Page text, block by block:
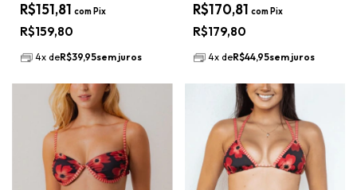
R$159,80
R$151,81 com Pix
4x deR$39,95sem juros
R$179,80
R$170,81 com Pix
4x deR$44,95sem juros